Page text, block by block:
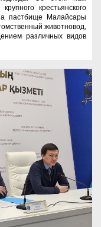
крестьянского
пастбище Малайсары
животновод,
различных видов